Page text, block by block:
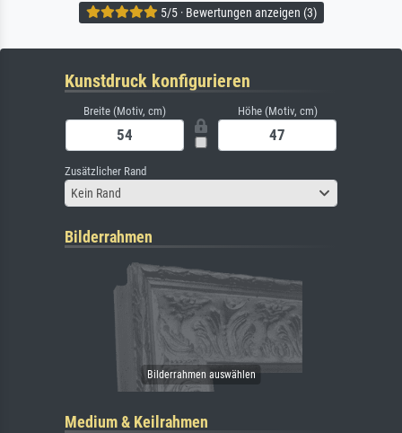
5/5 · Bewertungen anzeigen (3)
Kunstdruck konfigurieren
Breite (Motiv, cm) Höhe (Motiv, cm)
Zusätzlicher Rand
Kein Rand
Bilderrahmen
Medium & Keilrahmen